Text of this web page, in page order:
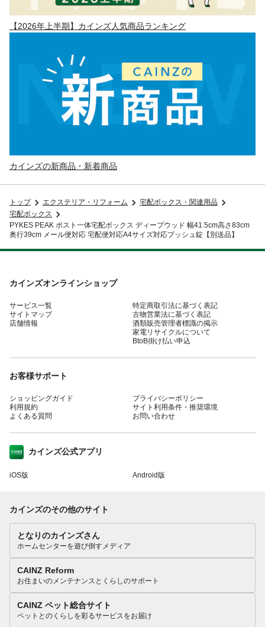
【2026年上半期】カインズ人気商品ランキング
カインズの新商品・新着商品
トップ エクステリア・リフォーム
宅配ボックス・関連用品
宅配ボックス
PYKES PEAK ポスト一体宅配ボックス ディープウッド 幅41.5cm高さ83cm
奥行39cm メール便対応 宅配便対応A4サイズ対応プッシュ錠【別送品】
カインズオンラインショップ
サービス一覧
サイトマップ
店舗情報
特定商取引法に基づく表記
古物営業法に基づく表記
酒類販売管理者標識の掲示
家電リサイクルについて
BtoB掛け払い申込
お客様サポート
ショッピングガイド
利用規約
よくある質問
プライバシーポリシー
サイト利用条件・推奨環境
お問い合わせ
カインズ公式アプリ
iOS版 Android版
カインズのその他のサイト
となりのカインズさん
ホームセンターを遊び倒すメディア
CAINZ Reform
お住まいのメンテナンスとくらしのサポート
CAINZ ペット総合サイト
ペットとのくらしを彩るサービスをお届け